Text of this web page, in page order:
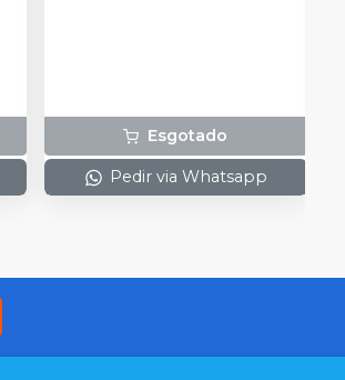
Esgotado
Pedir via Whatsapp